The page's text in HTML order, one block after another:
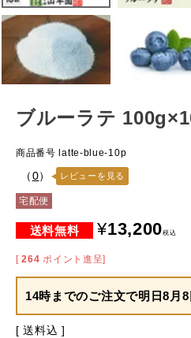
ブルーラテ
商品番号 latte-blue-10p
（0） レビューを見る
宅配便
¥13,200税込
[ 264 ポイント進呈]
14時までのご注文で明日8月
送料込